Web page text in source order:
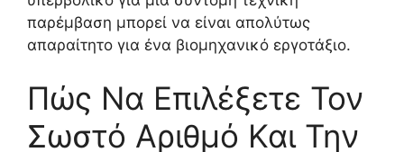
παρέμβαση μπορεί να είναι απολύτως
απαραίτητο για ένα βιομηχανικό εργοτάξιο.
Πώς Να Επιλέξετε Τον
Σωστό Αριθμό Και Την